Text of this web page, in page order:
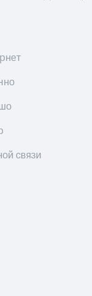
связи